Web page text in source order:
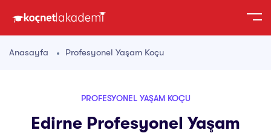
Anasayfa Profesyonel Yaşam Koçu
PROFESYONEL YAŞAM KOÇU
Edirne Profesyonel Yaşam